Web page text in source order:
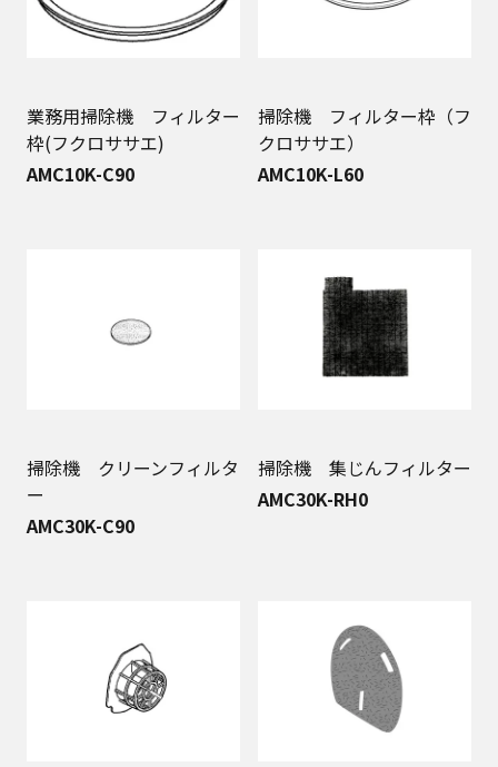
業務用掃除機 フィルター
枠(フクロササエ)
AMC10K-C90
掃除機 フィルター枠（フ
クロササエ）
AMC10K-L60
掃除機 クリーンフィルタ
ー
AMC30K-C90
掃除機 集じんフィルター
AMC30K-RH0